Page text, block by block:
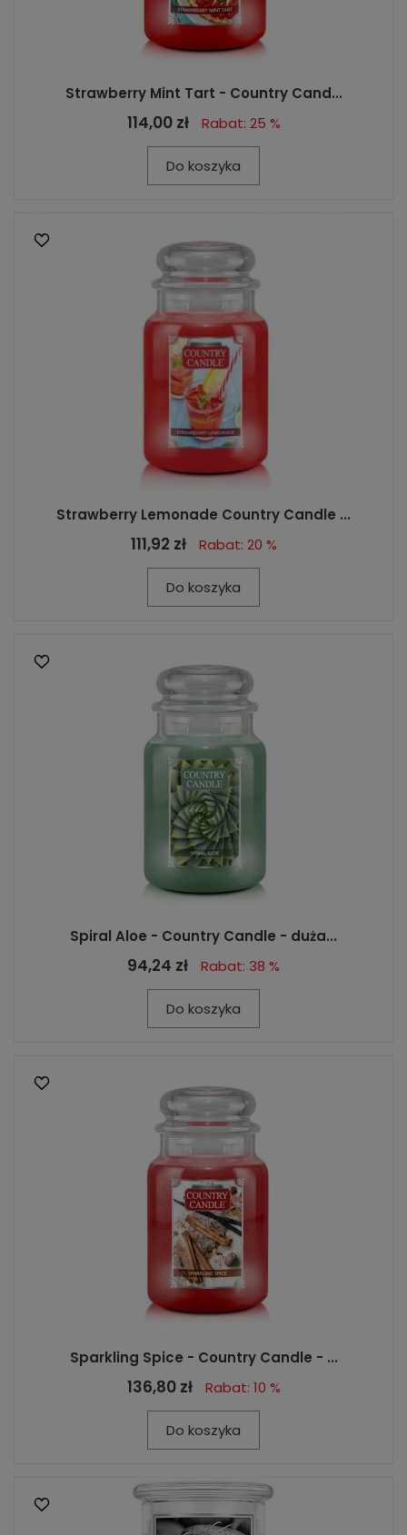
Strawberry Mint Tart - Country Cand...
114,00 zł Rabat: 25 %
Do koszyka
Strawberry Lemonade Country Candle ...
111,92 zł Rabat: 20 %
Do koszyka
Spiral Aloe - Country Candle - duża...
94,24 zł Rabat: 38 %
Do koszyka
Sparkling Spice - Country Candle - ...
136,80 zł Rabat: 10 %
Do koszyka